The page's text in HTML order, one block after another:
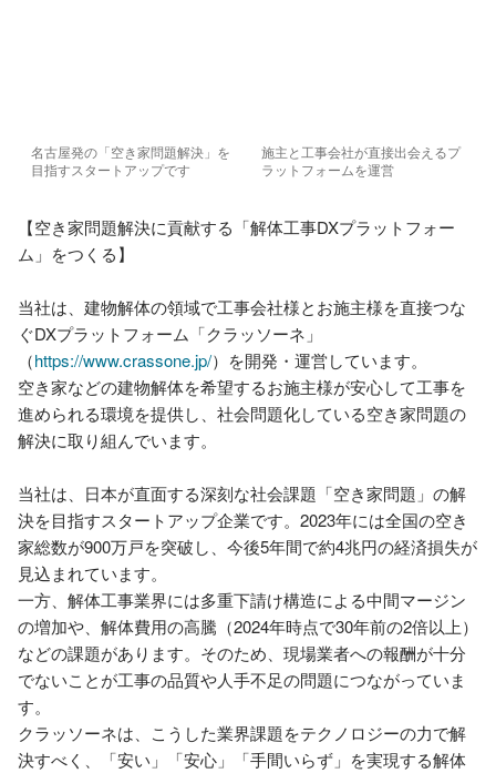
名古屋発の「空き家問題解決」を
目指すスタートアップです
施主と工事会社が直接出会えるプ
ラットフォームを運営
【空き家問題解決に貢献する「解体工事DXプラットフォー
ム」をつくる】
当社は、建物解体の領域で工事会社様とお施主様を直接つな
ぐDXプラットフォーム「クラッソーネ」
（https://www.crassone.jp/）を開発・運営しています。
空き家などの建物解体を希望するお施主様が安心して工事を
進められる環境を提供し、社会問題化している空き家問題の
解決に取り組んでいます。
当社は、日本が直面する深刻な社会課題「空き家問題」の解
決を目指すスタートアップ企業です。2023年には全国の空き
家総数が900万戸を突破し、今後5年間で約4兆円の経済損失が
見込まれています。
一方、解体工事業界には多重下請け構造による中間マージン
の増加や、解体費用の高騰（2024年時点で30年前の2倍以上）
などの課題があります。そのため、現場業者への報酬が十分
でないことが工事の品質や人手不足の問題につながっていま
す。
クラッソーネは、こうした業界課題をテクノロジーの力で解
決すべく、「安い」「安心」「手間いらず」を実現する解体